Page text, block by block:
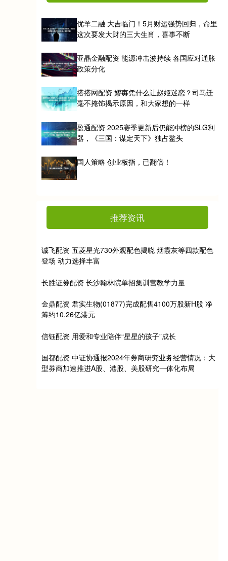
优羊二融 大吉临门！5月财运强势回归，命里
这次要发大财的三大生肖，喜事不断
亚晶金融配资 能源冲击波持续 各国应对通胀
政策分化
搭搭网配资 嫪毐凭什么让赵姬迷恋？司马迁
毫不掩饰揭示原因，和大家想的一样
盈通配资 2025赛季更新后仍能冲榜的SLG利
器，《三国：谋定天下》独占鳌头
国人策略 创业板指，已翻倍！
推荐资讯
诚飞配资 五菱星光730外观配色揭晓 烟霞灰等四款配色
登场 动力选择丰富
长胜证券配资 长沙翰林院单招集训营教学力量
金鼎配资 君实生物(01877)完成配售4100万股新H股 净
筹约10.26亿港元
信钰配资 用爱和专业陪伴“星星的孩子”成长
国都配资 中证协通报2024年券商研究业务经营情况：大
型券商加速推进A股、港股、美股研究一体化布局